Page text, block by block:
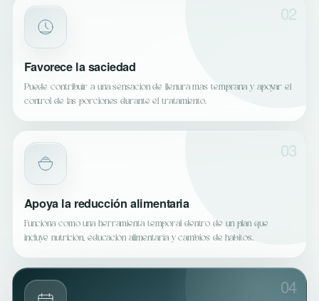
02
Favorece la saciedad
Puede contribuir a una sensación de llenura más temprana y apoyar el
control de las porciones durante el tratamiento.
03
Apoya la reducción alimentaria
Funciona como una herramienta temporal dentro de un plan que
incluye nutrición, educación alimentaria y cambios de hábitos.
04